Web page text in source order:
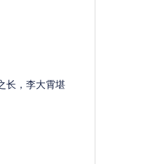
长，李大霄堪